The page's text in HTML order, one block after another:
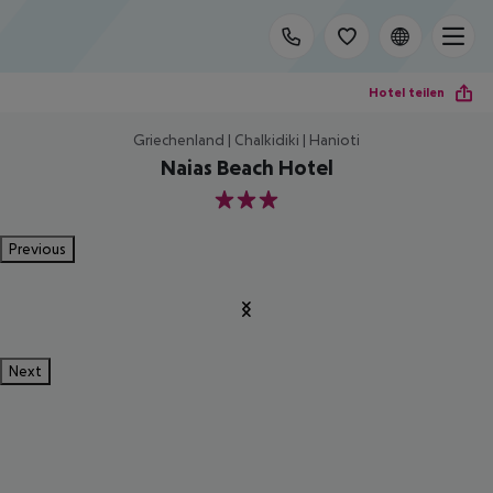
Hotel teilen
Griechenland | Chalkidiki | Hanioti
Naias Beach Hotel
3
Previous
Next